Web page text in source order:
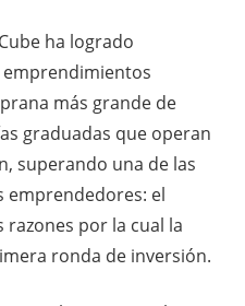
ha logrado
más grande de
graduadas que operan
superando una de las
emprendedores: el
razones por la cual la
ronda de inversión.